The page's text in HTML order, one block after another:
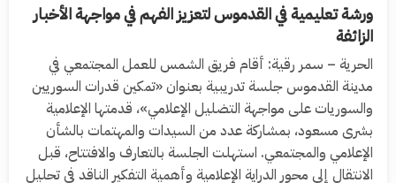
ورشة تعليمية في القدموس لتعزيز الفهم في مواجهة الأخبار
الزائفة
الحرية – سمر رقية: أقام فريق الشمس للعمل المجتمعي في
مدينة القدموس جلسة تدريبية بعنوان «تمكين قدرات السوريين
والسوريات على مواجهة التضليل الإعلامي»، قدمتها الإعلامية
بشرى مسعود، بمشاركة عدد من السيدات والمهتمات بالشأن
الإعلامي والمجتمعي. استهلت الجلسة بالتعارف والافتتاح، قبل
الانتقال إلى محور الدراية الإعلامية وأهمية التفكير الناقد في تحليل